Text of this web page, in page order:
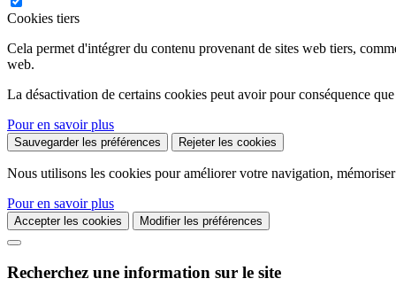
Cookies tiers
Cela permet d'intégrer du contenu provenant de sites web tiers,
web.
La désactivation de certains cookies peut avoir pour conséquence
Pour en savoir plus
Sauvegarder les préférences Rejeter les cookies
Nous utilisons les cookies pour améliorer votre navigation,
Pour en savoir plus
Accepter les cookies Modifier les préférences
Recherchez une information sur le site